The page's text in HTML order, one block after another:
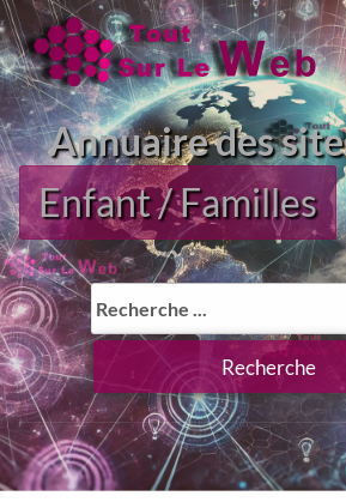
Annuaire des
Enfant / Familles